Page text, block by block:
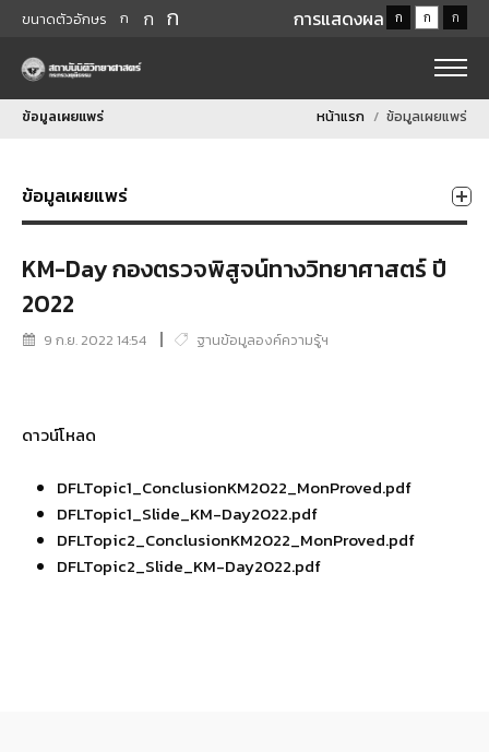
ขนาดตัวอักษร ก ก ก การแสดงผล ก ก ก
ข้อมูลเผยแพร่ หน้าแรก ข้อมูลเผยแพร่
ข้อมูลเผยแพร่
KM-Day กองตรวจพิสูจน์ทางวิทยาศาสตร์ ปี
2022
9 ก.ย. 2022 14:54 ฐานข้อมูลองค์ความรู้ฯ
ดาวน์โหลด
DFLTopic1_ConclusionKM2022_MonProved.pdf
DFLTopic1_Slide_KM-Day2022.pdf
DFLTopic2_ConclusionKM2022_MonProved.pdf
DFLTopic2_Slide_KM-Day2022.pdf